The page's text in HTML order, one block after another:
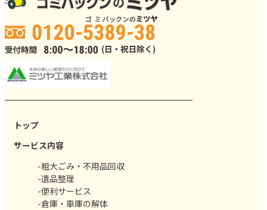
トップ
サービス内容
-粗大ごみ・不用品回収
-遺品整理
-便利サービス
-倉庫・車庫の解体